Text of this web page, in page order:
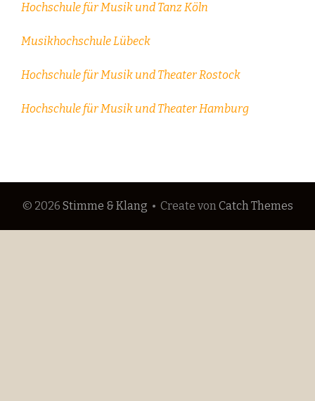
Hochschule für Musik und Tanz Köln
Musikhochschule Lübeck
Hochschule für Musik und Theater Rostock
Hochschule für Musik und Theater Hamburg
© 2026 Stimme & Klang • Create vonCatch Themes